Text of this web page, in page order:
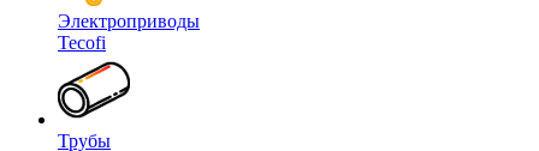
Электроприводы
Tecofi
Трубы